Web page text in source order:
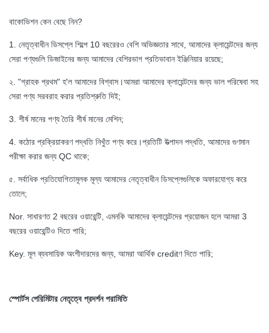
বাকোভিশন কেন বেছে নিন?
1. নেতৃত্বাধীন ডিসপ্লে শিল্পে 10 বছরেরও বেশি অভিজ্ঞতার সাথে, আমাদের ক্লায়েন্টদের জন্য
সেরা পণ্যগুলি ডিজাইনের জন্য আমাদের বেশিরভাগ প্রতিভাবান ইঞ্জিনিয়ার রয়েছে;
২. "গ্রাহক প্রথম" হ'ল আমাদের বিশ্বাস।আমরা আমাদের ক্লায়েন্টদের জন্য ভাল পরিষেবা সহ
সেরা পণ্য সরবরাহ করার প্রতিশ্রুতি দিই;
3. শীর্ষ মানের পণ্য তৈরি শীর্ষ মানের মেশিন;
4. কঠোর প্রক্রিয়াকরণ পদ্ধতি নিখুঁত পণ্য করে।প্রতিটি উত্পাদন পদ্ধতি, আমাদের গুণমান
পরীক্ষা করার জন্য QC থাকে;
৫. সর্বাধিক প্রতিযোগিতামূলক মূল্য আমাদের নেতৃত্বাধীন ডিসপ্লেগুলিকে অফারযোগ্য করে
তোলে;
Nor. সাধারণত 2 বছরের ওয়ারেন্টি, এমনকি আমাদের ক্লায়েন্টদের প্রয়োজন হলে আমরা 3
বছরের ওয়ারেন্টিও দিতে পারি;
Key. মূল ব্যবসায়িক অংশীদারদের জন্য, আমরা আর্থিক creditণ দিতে পারি;
স্পোর্টস পেরিমিটার নেতৃত্বে প্রদর্শন পরামিতি